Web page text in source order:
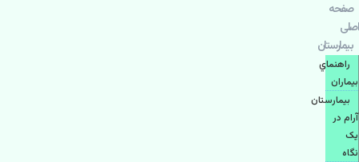
صفحه
اصلی
بيمارستان
راهنماي
بیماران
بیمارستان
آرام در
یک
نگاه